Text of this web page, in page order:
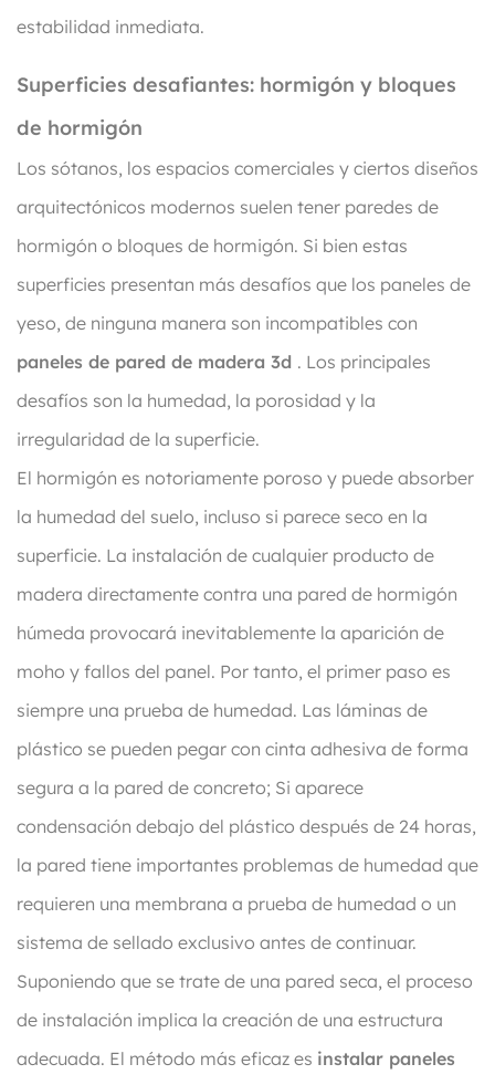
estabilidad inmediata.
Superficies desafiantes: hormigón y bloques
de hormigón
Los sótanos, los espacios comerciales y ciertos diseños
arquitectónicos modernos suelen tener paredes de
hormigón o bloques de hormigón. Si bien estas
superficies presentan más desafíos que los paneles de
yeso, de ninguna manera son incompatibles con
paneles de pared de madera 3d . Los principales
desafíos son la humedad, la porosidad y la
irregularidad de la superficie.
El hormigón es notoriamente poroso y puede absorber
la humedad del suelo, incluso si parece seco en la
superficie. La instalación de cualquier producto de
madera directamente contra una pared de hormigón
húmeda provocará inevitablemente la aparición de
moho y fallos del panel. Por tanto, el primer paso es
siempre una prueba de humedad. Las láminas de
plástico se pueden pegar con cinta adhesiva de forma
segura a la pared de concreto; Si aparece
condensación debajo del plástico después de 24 horas,
la pared tiene importantes problemas de humedad que
requieren una membrana a prueba de humedad o un
sistema de sellado exclusivo antes de continuar.
Suponiendo que se trate de una pared seca, el proceso
de instalación implica la creación de una estructura
adecuada. El método más eficaz es instalar paneles